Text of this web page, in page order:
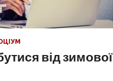
від зимової